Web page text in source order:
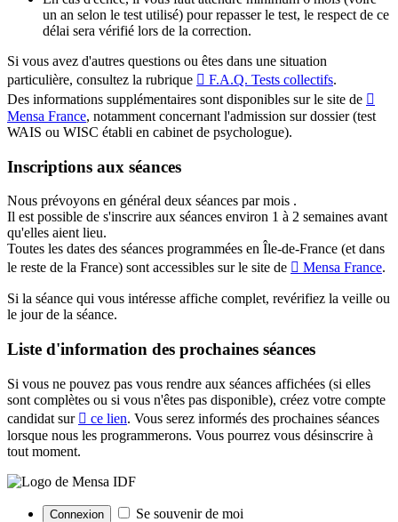
un an selon le test utilisé) pour repasser le test, le respect de ce
délai sera vérifié lors de la correction.
Si vous avez d'autres questions ou êtes dans une situation
particulière, consultez la rubrique
F.A.Q. Tests collectifs.
Des informations supplémentaires sont disponibles sur le site de
Mensa France, notamment concernant l'admission sur dossier (test
WAIS ou WISC établi en cabinet de psychologue).
Inscriptions aux séances
Nous prévoyons en général deux séances par mois .
Il est possible de s'inscrire aux séances environ 1 à 2 semaines avant
qu'elles aient lieu.
Toutes les dates des séances programmées en Île-de-France (et dans
le reste de la France) sont accessibles sur le site de
Mensa France.
Si la séance qui vous intéresse affiche complet, revérifiez la veille ou
le jour de la séance.
Liste d'information des prochaines séances
Si vous ne pouvez pas vous rendre aux séances affichées (si elles
sont complètes ou si vous n'êtes pas disponible), créez votre compte
candidat sur
ce lien. Vous serez informés des prochaines séances
lorsque nous les programmerons. Vous pourrez vous désinscrire à
tout moment.
Se souvenir de moi